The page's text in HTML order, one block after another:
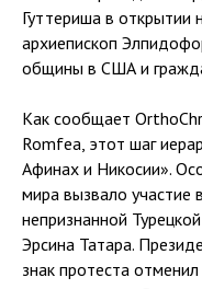
Гуттериша в открытии
архиепископ
общины в США и
Как сообщает
Romfea, этот шаг
Афинах и Никосии».
мира вызвало участие
непризнанной
Эрсина Татара.
знак протеста